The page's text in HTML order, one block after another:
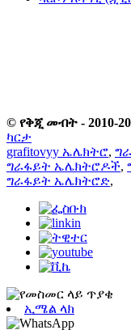
© የቅጂ መብት - 2010-
ካርታ
grafitovyy ኤሌክትሮ,
ግራፋይት ኤሌክትሮዶች,
ግራፋይት ኤሌክትሮድ,
ኢሜል ላክ